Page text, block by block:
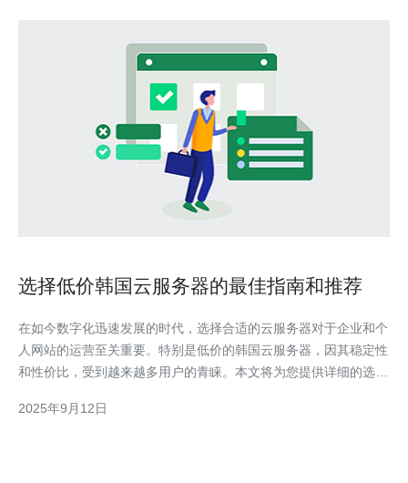
选择低价韩国云服务器的最佳指南和推荐
在如今数字化迅速发展的时代，选择合适的云服务器对于企业和个
人网站的运营至关重要。特别是低价的韩国云服务器，因其稳定性
和性价比，受到越来越多用户的青睐。本文将为您提供详细的选择
项。 如何选择低价韩国云服务器？ 选择低价韩国云服务器时，首
2025年9月12日